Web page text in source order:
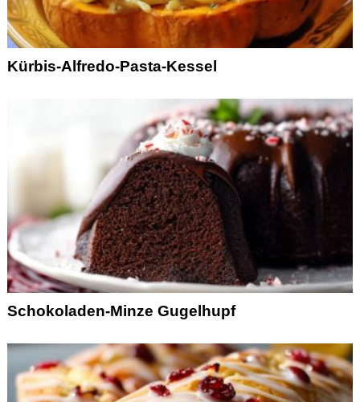
Kürbis-Alfredo-Pasta-Kessel
Schokoladen-Minze Gugelhupf